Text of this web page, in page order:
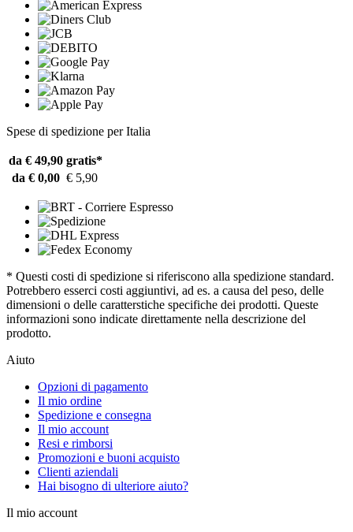
Spese di spedizione per Italia
da € 49,90 gratis*
da € 0,00 € 5,90
* Questi costi di spedizione si riferiscono alla spedizione standard.
Potrebbero esserci costi aggiuntivi, ad es. a causa del peso, delle
dimensioni o delle caratterstiche specifiche dei prodotti. Queste
informazioni sono indicate direttamente nella descrizione del
prodotto.
Aiuto
Opzioni di pagamento
Il mio ordine
Spedizione e consegna
Il mio account
Resi e rimborsi
Promozioni e buoni acquisto
Clienti aziendali
Hai bisogno di ulteriore aiuto?
Il mio account